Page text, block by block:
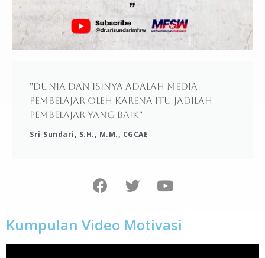
"Dunia dan isinya adalah media
pembelajar oleh karena itu jadilah
pembelajar yang baik"
Sri Sundari, S.H., M.M., CGCAE
Kumpulan Video Motivasi